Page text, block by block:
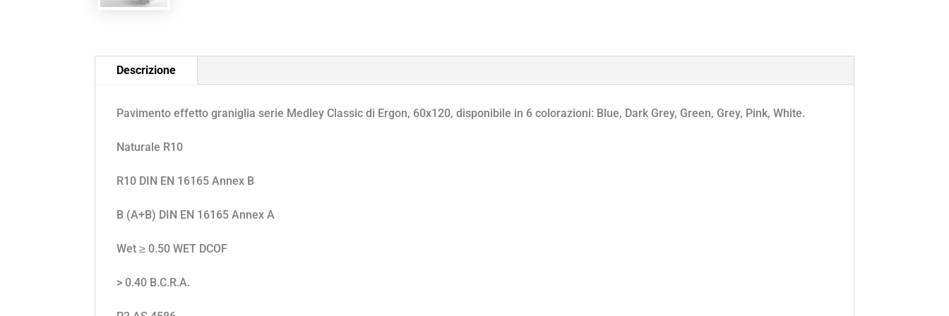
(10377)
Descrizione
Pavimento effetto graniglia serie Medley Classic di Ergon, 60x120, disponibile in 6 colorazioni: Blue, Dark Grey, Green, Grey, Pink, White.
Naturale R10
R10 DIN EN 16165 Annex B
B (A+B) DIN EN 16165 Annex A
Wet ≥ 0.50 WET DCOF
> 0.40 B.C.R.A.